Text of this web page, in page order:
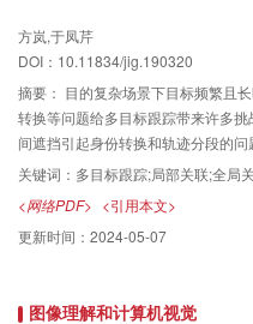
swarm optimization，GSO）及鸟群
算法分别在时间、适应度值和结构相
measurement，SSIM）3个指标下
值可提高0.0030.701，SSIM值可提
板表面凸起面积占比并对其进行合
方岚,于凤芹
DOI：10.11834/jig.190320
摘要： 目的复杂场景下目标频繁且
转换等问题给多目标跟踪带来许多
间遮挡引起身份转换和轨迹分段的
习的分层关联多目标跟踪算法。方法
联和全局关联两个层次。在局部关
大小相似度与当前帧检测点进行关
引入运动模型和有效关联范围进一步
引入增量线性可判别分析方法以解
MOT2015中的PETS09-S2L1、
关键词： 多目标跟踪;局部关联;全局
<网络PDF> <引用本文>
更新时间： 2024-05-07
图像理解和计算机视觉